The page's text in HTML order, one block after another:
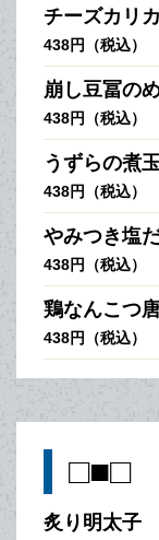
チーズカリ
438円（税込）
崩し豆冨の
438円（税込）
うずらの煮
438円（税込）
やみつき塩
438円（税込）
鶏なんこつ
438円（税込）
□■□
炙り明太子